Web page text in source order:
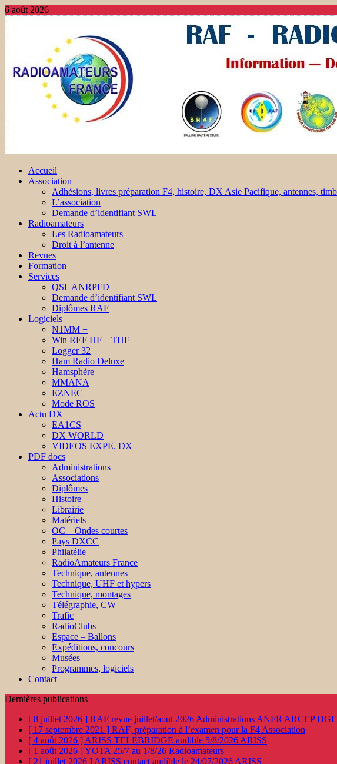
6 août 2026
Accueil
Association
Adhésions, livres préparation F4, histoire, DX Asie Pacifique, antennes,
L’association
Demande d’identifiant SWL
Radioamateurs
Les Radioamateurs
Droit à l’antenne
Revues
Formation
Services
QSL ANRPFD
Demande d’identifiant SWL
Diplômes RAF
Logiciels
N1MM +
Win REF HF – THF
Logger 32
Ham Radio Deluxe
Hamsphère
MMANA
EZNEC
Mode ROS
Actu DX
EA1CS
DX WORLD
VIDEOS EXPE. DX
PDF docs
Administrations
Associations
Diplômes
Histoire
Librairie
Matériels
OC – Ondes courtes
Pays DXCC
Philatélie
RadioAmateurs France
Technique, antennes
Technique, UHF et hypers
Technique, montages
Télégraphie, CW
Trafic
RadioClubs
Espace – Ballons
Expéditions, concours
Musées
Programmes, logiciels
Contact
Dernières publications
[ 8 juillet 2026 ] RAF revue juillet/aout 2026 Administrations ANFR ARCEP DGE
[ 17 septembre 2021 ] RAF, préparation à l’examen pour la F4 Association
[ 4 août 2026 ] ARISS TELEBRIDGE audible 5/8/2026 ARISS
[ 1 août 2026 ]YOTA 25/7 au 1/8/26 Radioamateurs
[ 21 juillet 2026 ] ARISS contact audible le 24/07/2026 ARISS